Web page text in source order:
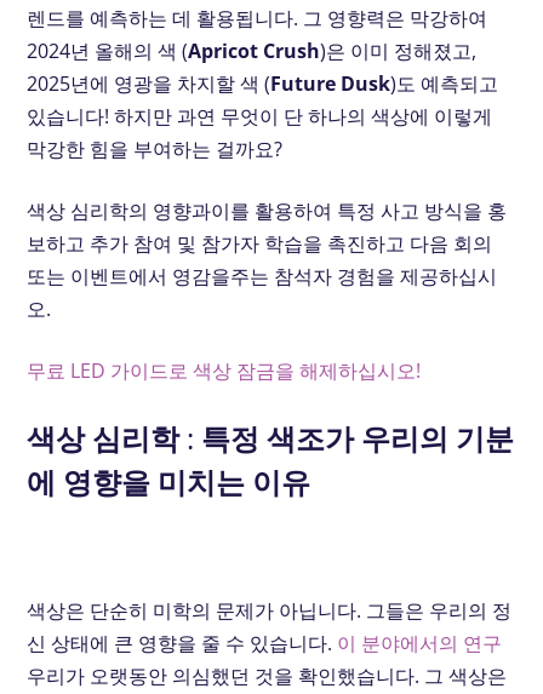
렌드를 예측하는 데 활용됩니다. 그 영향력은 막강하여
2024년 올해의 색 (Apricot Crush)은 이미 정해졌고,
2025년에 영광을 차지할 색 (Future Dusk)도 예측되고
있습니다! 하지만 과연 무엇이 단 하나의 색상에 이렇게
막강한 힘을 부여하는 걸까요?
색상 심리학의 영향과이를 활용하여 특정 사고 방식을 홍
보하고 추가 참여 및 참가자 학습을 촉진하고 다음 회의
또는 이벤트에서 영감을주는 참석자 경험을 제공하십시
오.
무료 LED 가이드로 색상 잠금을 해제하십시오!
색상 심리학 : 특정 색조가 우리의 기분
에 영향을 미치는 이유
색상은 단순히 미학의 문제가 아닙니다. 그들은 우리의 정
신 상태에 큰 영향을 줄 수 있습니다. 이 분야에서의 연구
우리가 오랫동안 의심했던 것을 확인했습니다. 그 색상은